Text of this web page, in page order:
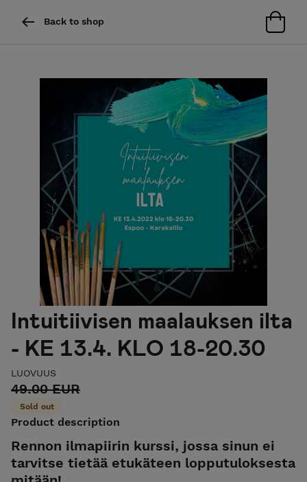
Back to shop
Intuitiivisen maalauksen ilta
- KE 13.4. KLO 18-20.30
LUOVUUS
49.00 EUR
Sold out
Product description
Rennon ilmapiirin kurssi, jossa sinun ei
tarvitse tietää etukäteen lopputuloksesta